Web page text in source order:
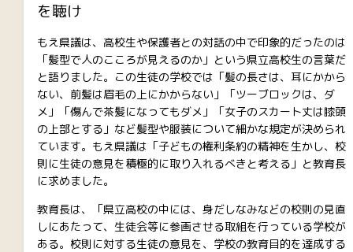
を聴け
もえ県議は、高校生や保護者との対話の中で印象的だったのは
「髪型で人のこころが見えるのか」という県立高校生の言葉だ
と語りました。この生徒の学校では「髪の長さは、耳にかから
ない、前髪は眉毛の上にかからない」「ツーブロックは、ダ
メ」「傷んで茶髪になってもダメ」「女子のスカート丈は膝頭
の上部とする」など髪型や服装について細かな規定が決められ
ています。もえ県議は「子どもの権利条約の精神を生かし、校
則に生徒の意見を積極的に取り入れるべきと考える」と教育長
に求めました。
教育長は、「県立高校の中には、身だしなみなどの校則の見直
しにあたって、生徒会等に参画させる取組を行っている学校が
ある。校則に対する生徒の意見を、学校の教育目的を達成する